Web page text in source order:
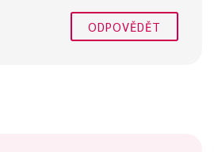
ODPOVĚDĚT